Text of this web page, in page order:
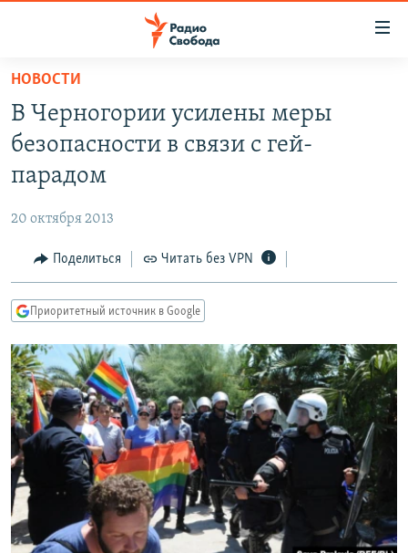
упрощенного
доступа
Вернуться
основному
Вернутся
Вернутся
поиску
ПОДКАСТЫ
МНЕНИЯ
КУЛЬТУРА
КАВКАЗ.РЕАЛИИ
СЕВЕР.РЕАЛИИ
СИБИРЬ.РЕАЛИИ
РАСПИСАНИЕ ВЕЩАНИЯ
ПОДПИШИТЕСЬ НА РАССЫЛКУ
СОЦИАЛЬНЫЕ СЕТИ
НОВОСТИ
В Черногории усилены меры
безопасности в связи с гей-
парадом
20 октября 2013
Поделиться Читать без VPN
Приоритетный источник в Google